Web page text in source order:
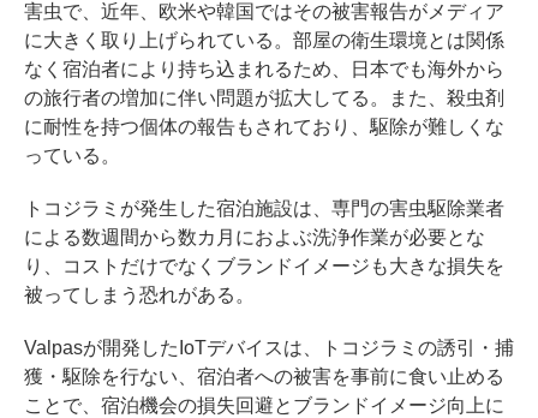
害虫で、近年、欧米や韓国ではその被害報告がメディア
に大きく取り上げられている。部屋の衛生環境とは関係
なく宿泊者により持ち込まれるため、日本でも海外から
の旅行者の増加に伴い問題が拡大してる。また、殺虫剤
に耐性を持つ個体の報告もされており、駆除が難しくな
っている。
トコジラミが発生した宿泊施設は、専門の害虫駆除業者
による数週間から数カ月におよぶ洗浄作業が必要とな
り、コストだけでなくブランドイメージも大きな損失を
被ってしまう恐れがある。
Valpasが開発したIoTデバイスは、トコジラミの誘引・捕
獲・駆除を行ない、宿泊者への被害を事前に食い止める
ことで、宿泊機会の損失回避とブランドイメージ向上に